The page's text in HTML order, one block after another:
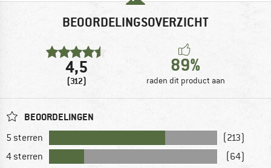
BEOORDELINGSOVERZICHT
4,5
(312)
89%
raden dit product aan
BEOORDELINGEN
5 sterren
(213)
4 sterren
(64)